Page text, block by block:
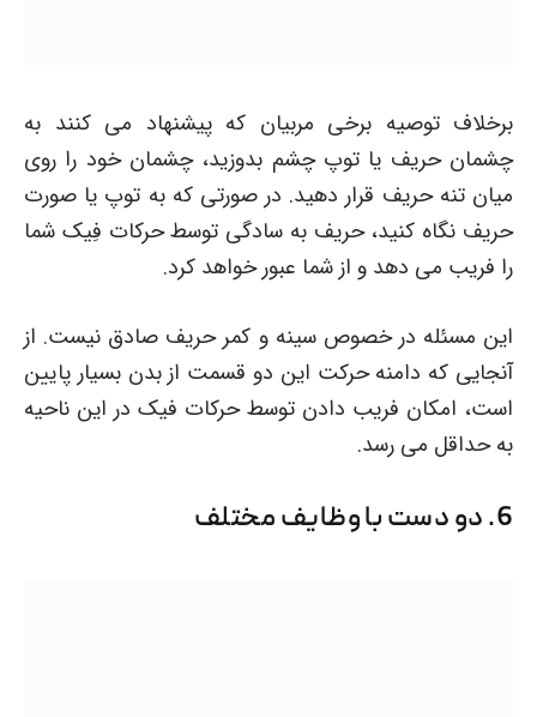
برخلاف توصیه برخی مربیان که پیشنهاد می کنند به
چشمان حریف یا توپ چشم بدوزید، چشمان خود را روی
میان تنه حریف قرار دهید. در صورتی که به توپ یا صورت
حریف نگاه کنید، حریف به سادگی توسط حرکات فِیک شما
را فریب می دهد و از شما عبور خواهد کرد.
این مسئله در خصوص سینه و کمر حریف صادق نیست. از
آنجایی که دامنه حرکت این دو قسمت از بدن بسیار پایین
است، امکان فریب دادن توسط حرکات فیک در این ناحیه
به حداقل می رسد.
6. دو دست با وظایف مختلف